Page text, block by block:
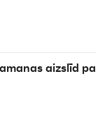
aizslīd pa